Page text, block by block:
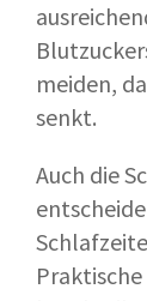
meiden,
senkt.
Auch die